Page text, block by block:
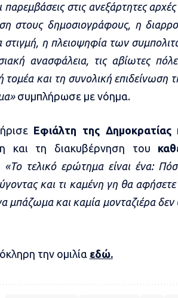
στις ανεξάρτητες
στους δημοσιογράφους, η
στιγμή, η πλειοψηφία των
ανασφάλεια, τις αβίωτες
και τη συνολική επιδείνωση
συμπλήρωσε με νόημα.
Εφιάλτη της
και τη διακυβέρνηση του
«Το τελικό ερώτημα είναι ένα:
και τι καμένη γη θα
μπάζωμα και καμία μονταζιέρα
την ομιλία εδώ.